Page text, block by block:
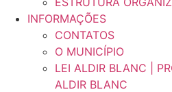
INFORMAÇÕES
CONTATOS
O MUNICÍPIO
LEI ALDIR BLANC |
ALDIR BLANC